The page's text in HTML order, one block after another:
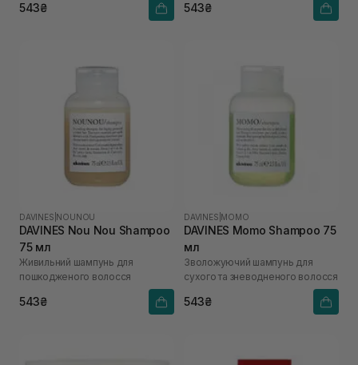
543₴ 543₴
DAVINES NOUNOU
DAVINES Nou Nou Shampoo
75 мл
Живильний шампунь для
пошкодженого волосся
543₴
DAVINES MOMO
DAVINES Momo Shampoo 75
мл
Зволожуючий шампунь для
сухого та зневодненого волосся
543₴